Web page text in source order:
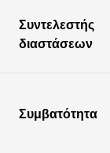
Συντελεστής
διαστάσεων
Συμβατότητα